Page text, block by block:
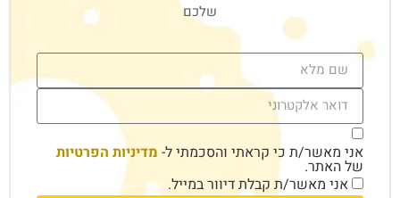
שלכם
אני מאשר/ת כי קראתי והסכמתי ל- מדיניות הפרטיות
של האתר.
אני מאשר/ת קבלת דיוור במייל.